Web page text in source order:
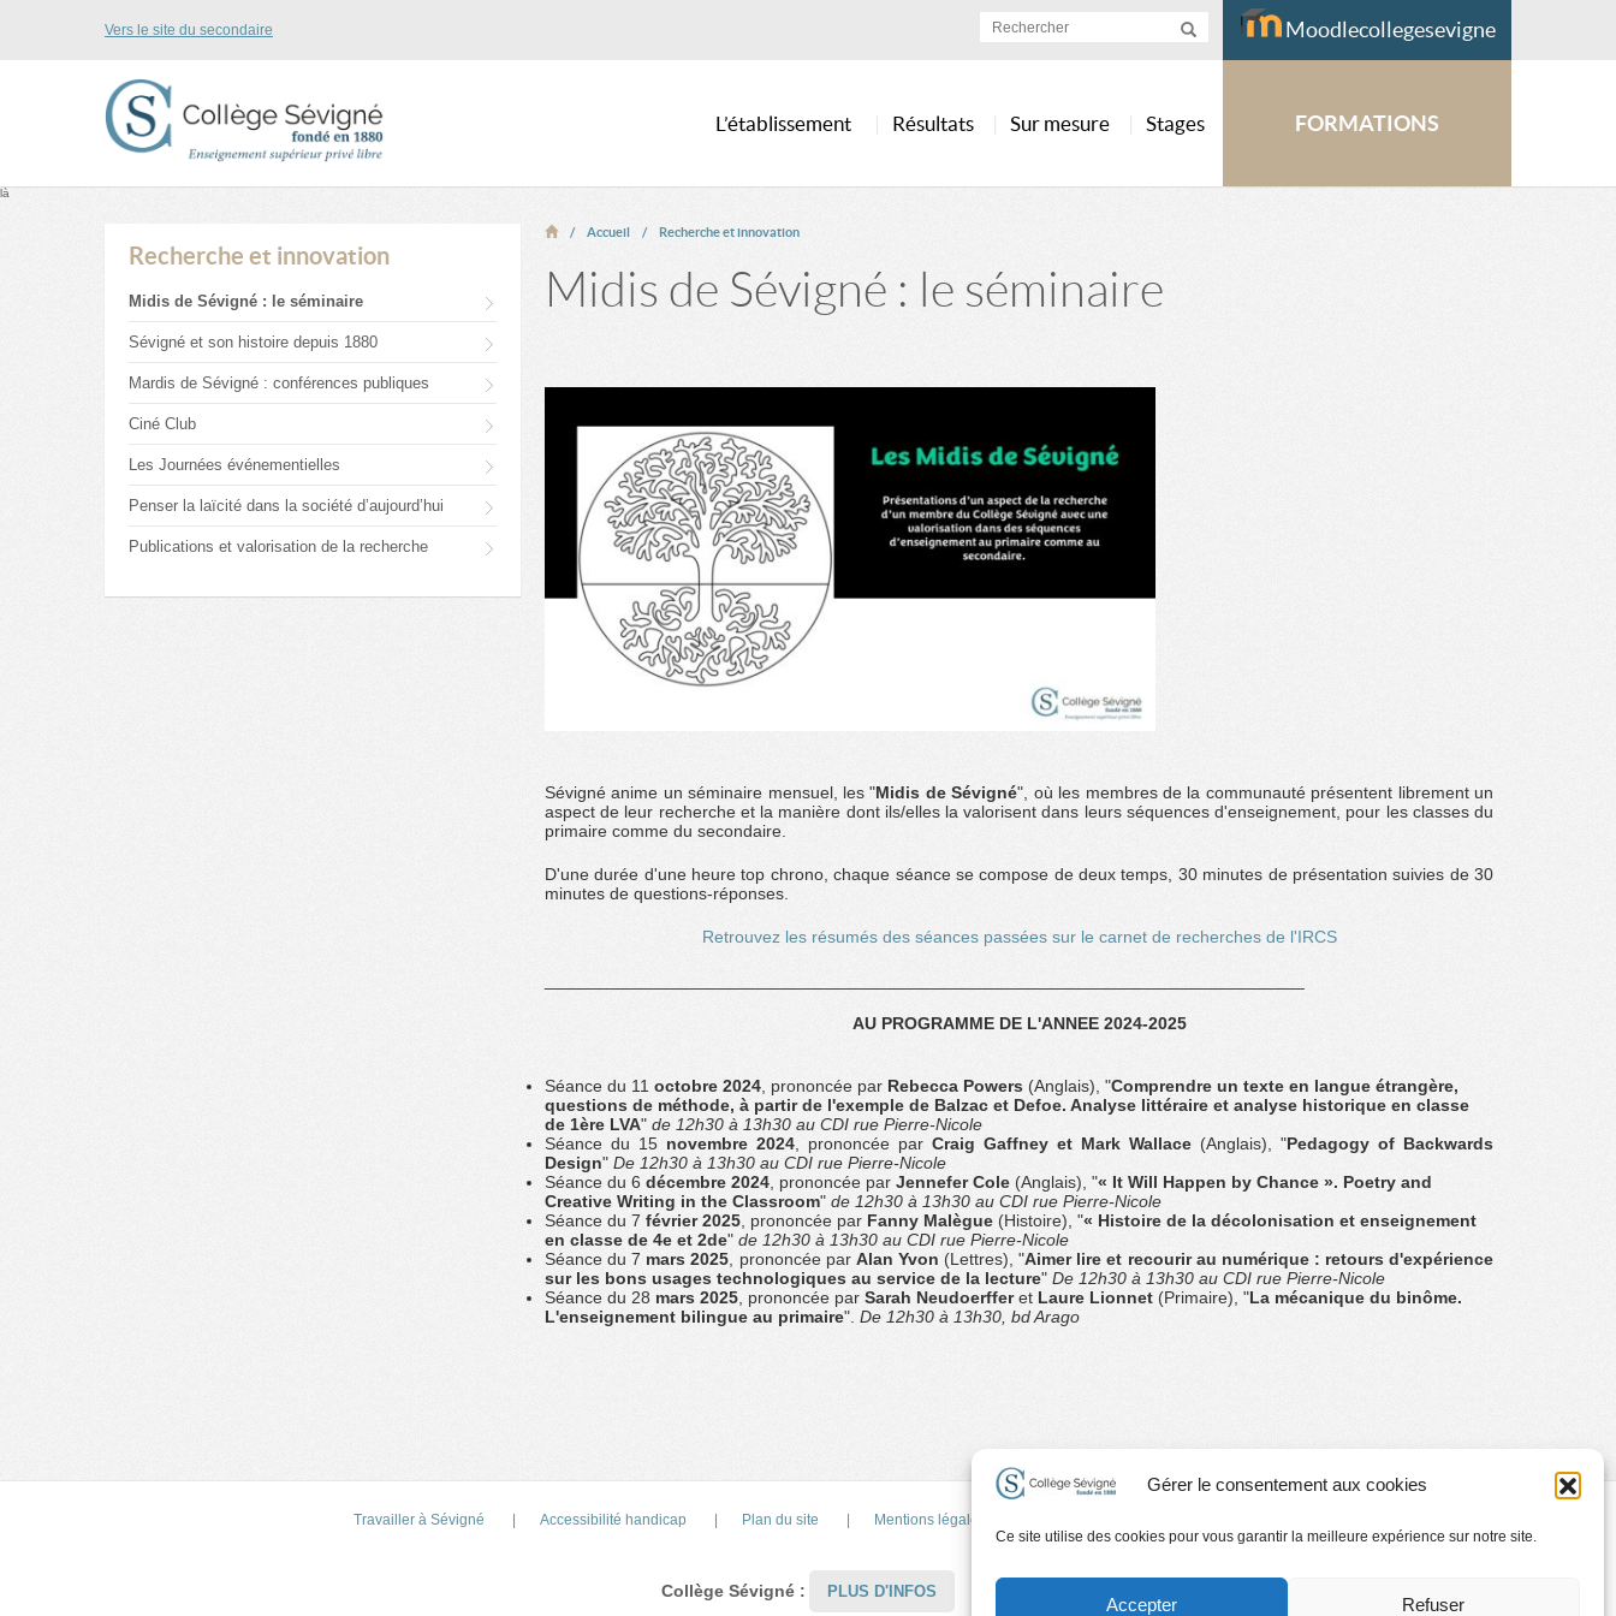
Gérer le consentement aux cookies
Ce site utilise des cookies pour vous garantir la meilleure expérience sur notre site.
Accepter Refuser
Vers le site du secondaire
L’établissement Résultats Sur mesure Stages
Moodlecollegesevigne
FORMATIONS
là
Recherche et innovation
Midis de Sévigné : le séminaire
Sévigné et son histoire depuis 1880
Mardis de Sévigné : conférences publiques
Ciné Club
Les Journées événementielles
Penser la laïcité dans la société d’aujourd’hui
Publications et valorisation de la recherche
Accueil Recherche et innovation
Midis de Sévigné : le séminaire
Sévigné anime un séminaire mensuel, les "Midis de Sévigné", où les membres de la communauté présentent librement un
aspect de leur recherche et la manière dont ils/elles la valorisent dans leurs séquences d'enseignement, pour les classes du
primaire comme du secondaire.
D'une durée d'une heure top chrono, chaque séance se compose de deux temps, 30 minutes de présentation suivies de 30
minutes de questions-réponses.
Retrouvez les résumés des séances passées sur le carnet de recherches de l'IRCS
AU PROGRAMME DE L'ANNEE 2024-2025
Séance du 11 octobre 2024 , prononcée par Rebecca Powers (Anglais), "Comprendre un texte en langue étrangère,
questions de méthode, à partir de l'exemple de Balzac et Defoe. Analyse littéraire et analyse historique en classe
de 1ère LVA" de 12h30 à 13h30 au CDI rue Pierre-Nicole
Séance du 15 novembre 2024 , prononcée par Craig Gaffney et Mark Wallace (Anglais), "Pedagogy of Backwards
Design" De 12h30 à 13h30 au CDI rue Pierre-Nicole
Séance du 6 décembre 2024 , prononcée par Jennefer Cole (Anglais), "« It Will Happen by Chance ». Poetry and
Creative Writing in the Classroom" de 12h30 à 13h30 au CDI rue Pierre-Nicole
Séance du 7 février 2025 , prononcée par Fanny Malègue (Histoire), "« Histoire de la décolonisation et enseignement
en classe de 4e et 2de" de 12h30 à 13h30 au CDI rue Pierre-Nicole
Séance du 7 mars 2025 , prononcée par Alan Yvon (Lettres), "Aimer lire et recourir au numérique : retours d'expérience
sur les bons usages technologiques au service de la lecture" De 12h30 à 13h30 au CDI rue Pierre-Nicole
Séance du 28 mars 2025 , prononcée par Sarah Neudoerfferet Laure Lionnet (Primaire), "La mécanique du binôme.
L'enseignement bilingue au primaire". De 12h30 à 13h30, bd Arago
Travailler à Sévigné Accessibilité handicap Plan du site Mentions légales et Conditions d’Utilisation
Collège Sévigné : PLUS D'INFOS